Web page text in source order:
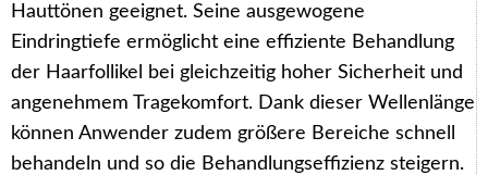
Hauttönen geeignet. Seine ausgewogene
Eindringtiefe ermöglicht eine effiziente Behandlung
der Haarfollikel bei gleichzeitig hoher Sicherheit und
angenehmem Tragekomfort. Dank dieser Wellenlänge
können Anwender zudem größere Bereiche schnell
behandeln und so die Behandlungseffizienz steigern.